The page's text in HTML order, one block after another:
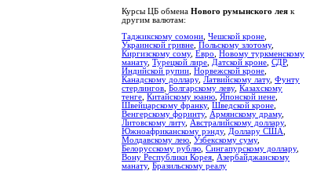
Курсы ЦБ обмена Нового румынского лея к
другим валютам:
Таджикскому сомони Чешской кроне
Украинской гривне Польскому злотому,
Киргизскому сому, Евро
Новому туркменскому
манату, Турецкой лире Датской кроне СДР,
Индийской рупии Норвежской кроне
Канадскому доллару, Латвийскому лату, Фунту
стерлингов Болгарскому леву, Казахскому
тенге Китайскому юаню Японской иене
Швейцарскому франку, Шведской кроне
Венгерскому форинту, Армянскому драму,
Литовскому литу, Австралийскому доллару,
Южноафриканскому рэнду, Доллару США
Молдавскому лею Узбекскому суму,
Белорусскому рублю Сингапурскому доллару,
Вону Республики Корея
Азербайджанскому
манату, Бразильскому реалу